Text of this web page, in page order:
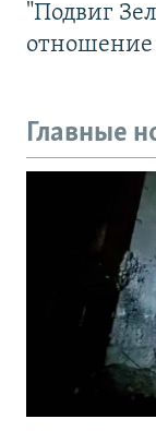
"Подвиг
Главные